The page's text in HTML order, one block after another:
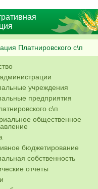
Платнировского с\п
учреждения
предприятия
с\п
общественное
бюджетирование
собственность
отчеты